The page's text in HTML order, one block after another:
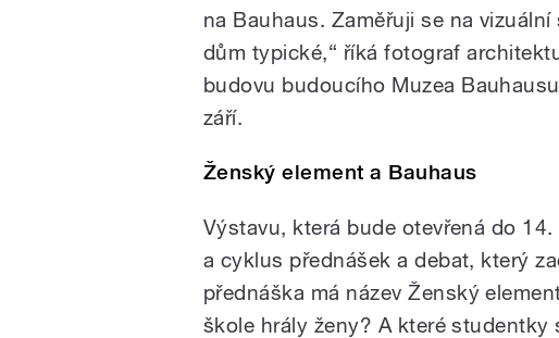
na Bauhaus. Zaměřuji se na
dům typické,“ říká fotograf
budovu budoucího Muzea
září.
Ženský element a Bauhaus
Výstavu, která bude otevřená do
a cyklus přednášek a debat, který
přednáška má název Ženský
škole hrály ženy? A které studentky